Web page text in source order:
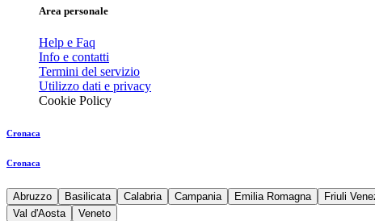
Area personale
Help e Faq
Info e contatti
Termini del servizio
Utilizzo dati e privacy
Cookie Policy
Cronaca
Cronaca
Abruzzo Basilicata Calabria Campania Emilia Romagna Friuli
Val d'Aosta
Veneto